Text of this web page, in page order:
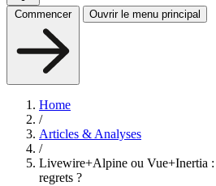
Commencer Ouvrir le menu principal
Home
/
Articles & Analyses
/
Livewire+Alpine ou Vue+Inertia :
regrets ?